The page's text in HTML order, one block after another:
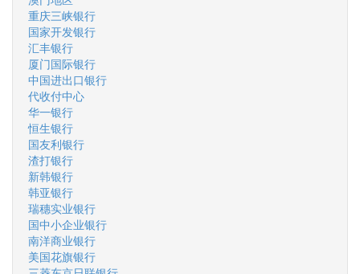
重庆三峡银行
国家开发银行
汇丰银行
厦门国际银行
中国进出口银行
代收付中心
华一银行
恒生银行
国友利银行
渣打银行
新韩银行
韩亚银行
瑞穗实业银行
国中小企业银行
南洋商业银行
美国花旗银行